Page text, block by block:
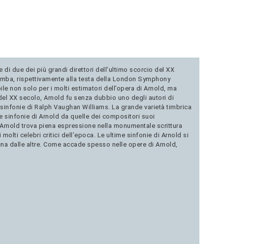
due dei più grandi direttori dell’ultimo scorcio del XX
rispettivamente alla testa della London Symphony
non solo per i molti estimatori dell’opera di Arnold, ma
XX secolo, Arnold fu senza dubbio uno degli autori di
di Ralph Vaughan Williams. La grande varietà timbrica
sinfonie di Arnold da quelle dei compositori suoi
trova piena espressione nella monumentale scrittura
celebri critici dell’epoca. Le ultime sinfonie di Arnold si
dalle altre. Come accade spesso nelle opere di Arnold,